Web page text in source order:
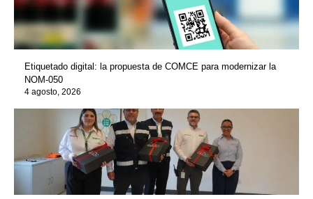
Etiquetado digital: la propuesta de COMCE para modernizar la
NOM-050
4 agosto, 2026